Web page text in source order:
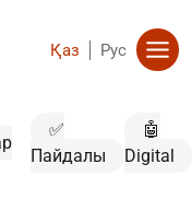
Қаз Рус
✅
Пайдалы
🤖
Digital